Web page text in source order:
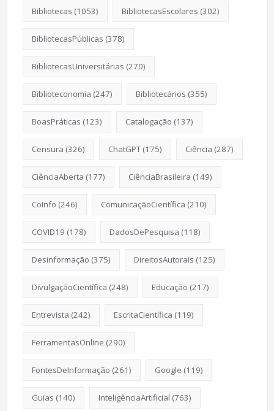
Bibliotecas (1053) BibliotecasEscolares (302)
BibliotecasPúblicas (378)
BibliotecasUniversitárias (270)
Biblioteconomia (247) Bibliotecários (355)
BoasPráticas (123) Catalogação (137)
Censura (326) ChatGPT(175) Ciência (287)
CiênciaAberta (177) CiênciaBrasileira (149)
CoInfo (246) ComunicaçãoCientífica (210)
COVID19 (178) DadosDePesquisa (118)
Desinformação (375) DireitosAutorais (125)
DivulgaçãoCientífica (248) Educação (217)
Entrevista (242) EscritaCientífica (119)
FerramentasOnline (290)
FontesDeInformação (261) Google (119)
Guias (140) InteligênciaArtificial (763)